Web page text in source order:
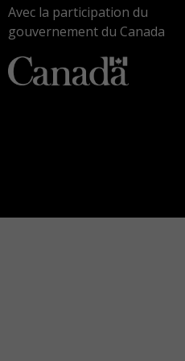
Avec la participation du
gouvernement du Canada